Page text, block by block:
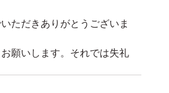
ただきありがとうございま
願いします。それでは失礼